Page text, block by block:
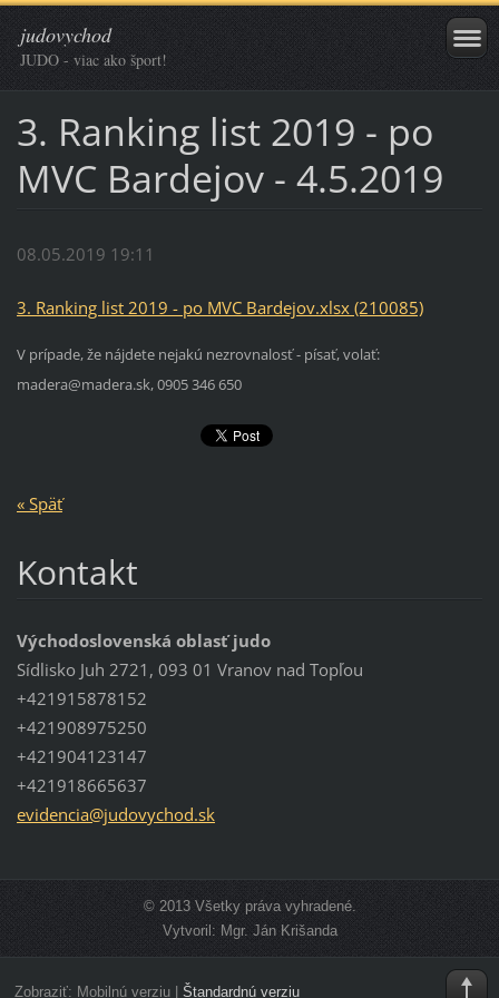
judovychod
JUDO - viac ako šport!
3. Ranking list 2019 - po
MVC Bardejov - 4.5.2019
08.05.2019 19:11
3. Ranking list 2019 - po MVC Bardejov.xlsx (210085)
V prípade, že nájdete nejakú nezrovnalosť - písať, volať:
madera@madera.sk, 0905 346 650
« Späť
Kontakt
Východoslovenská oblasť judo
Sídlisko Juh 2721, 093 01 Vranov nad Topľou
+421915878152
+421908975250
+421904123147
+421918665637
evidencia@judovychod.sk
© 2013 Všetky práva vyhradené.
Vytvoril: Mgr. Ján Krišanda
Zobraziť: Mobilnú verziu| Štandardnú verziu